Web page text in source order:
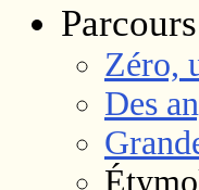
Zéro,
Des